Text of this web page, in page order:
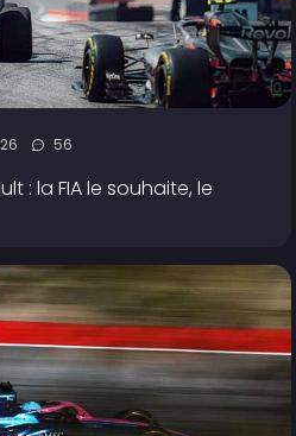
56
: la FIA le souhaite, le